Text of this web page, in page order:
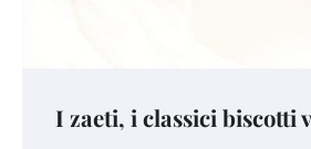
I zaeti, i classici biscotti